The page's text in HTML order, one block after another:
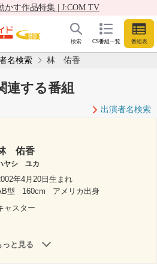
かす作品特集 | J:COM TV
CS番組一覧 番組表
検索
名検索 林 佑香
する番組
出演者名検索
佑香
ヤシ ユカ
年4月20日生まれ
型
160cm
アメリカ出身
ャスター
っと見る